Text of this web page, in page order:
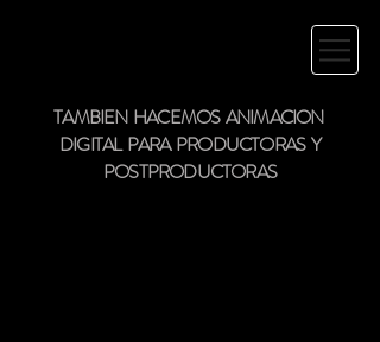
TAMBIEN HACEMOS ANIMACION
DIGITAL PARA PRODUCTORAS Y
POSTPRODUCTORAS